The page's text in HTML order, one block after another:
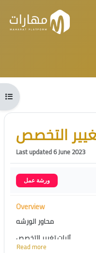
Skip to main content
Blocks
Open course index
Blocks
Skip [Cocoon] Course Intro
التخصص
Last updated 6 June 2023
ورشة عمل
Overview
محاور الورشه
آليات تغيير التخصص
Read more